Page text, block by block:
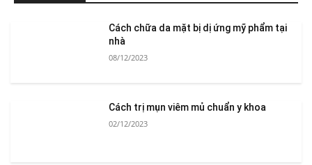
Cách chữa da mặt bị dị ứng mỹ phẩm tại
nhà
08/12/2023
Cách trị mụn viêm mủ chuẩn y khoa
02/12/2023